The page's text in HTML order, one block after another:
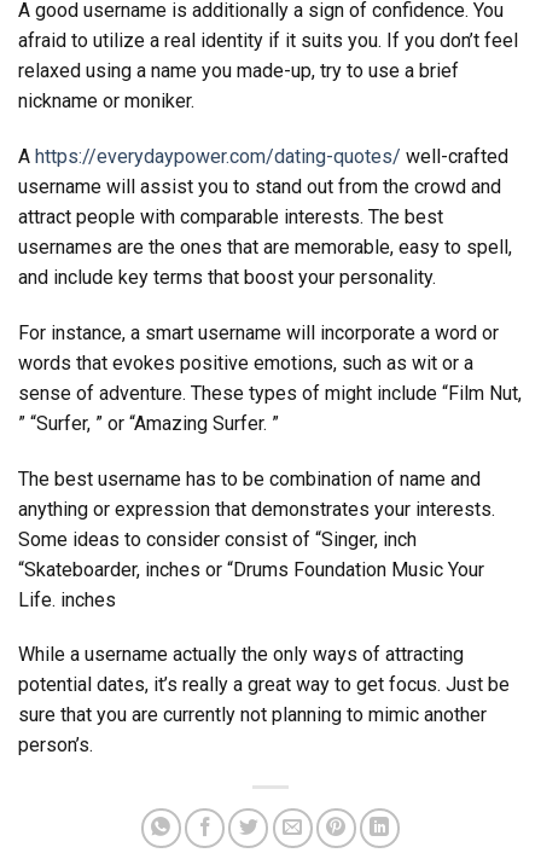
A good username is additionally a sign of confidence. You
afraid to utilize a real identity if it suits you. If you don’t feel
relaxed using a name you made-up, try to use a brief
nickname or moniker.
A https://everydaypower.com/dating-quotes/ well-crafted
username will assist you to stand out from the crowd and
attract people with comparable interests. The best
usernames are the ones that are memorable, easy to spell,
and include key terms that boost your personality.
For instance, a smart username will incorporate a word or
words that evokes positive emotions, such as wit or a
sense of adventure. These types of might include “Film Nut,
” “Surfer, ” or “Amazing Surfer. ”
The best username has to be combination of name and
anything or expression that demonstrates your interests.
Some ideas to consider consist of “Singer, inch
“Skateboarder, inches or “Drums Foundation Music Your
Life. inches
While a username actually the only ways of attracting
potential dates, it’s really a great way to get focus. Just be
sure that you are currently not planning to mimic another
person’s.